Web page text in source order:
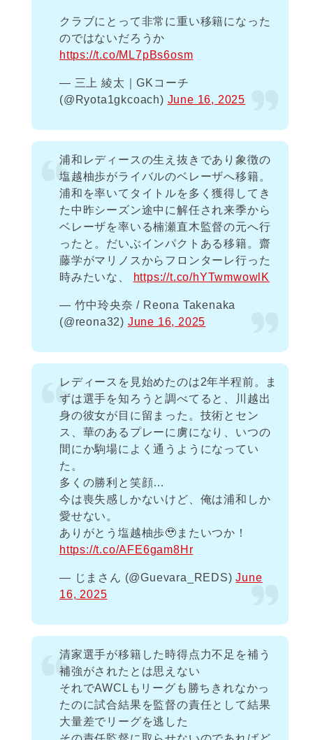
クラブにとって非常に重い移籍になった
のではないだろうか
https://t.co/ML7pBs6osm
— 三上 綾太｜GKコーチ
(@Ryota1gkcoach) June 16, 2025
浦和レディースの生え抜きであり象徴の
塩越柚歩がライバルのベレーザへ移籍。
浦和を率いてタイトルを多く獲得してき
た中昨シーズン途中に解任され来季から
ベレーザを率いる楠瀬直木監督の元へ行
ったと。だいぶインパクトある移籍。齋
藤学がマリノスからフロンターレ行った
時みたいな、
https://t.co/hYTwmwowlK
— 竹中玲央奈 / Reona Takenaka
(@reona32) June 16, 2025
レディースを見始めたのは2年半程前。ま
ずは選手を知ろうと調べてると、川越出
身の彼女が目に留まった。技術とセン
ス、華のあるプレーに虜になり、いつの
間にか駒場によく通うようになってい
た。
多くの勝利と笑顔…
今は喪失感しかないけど、俺は浦和しか
愛せない。
ありがとう塩越柚歩🥹またいつか！
https://t.co/AFE6gam8Hr
— じまさん (@Guevara_REDS)June
16, 2025
清家選手が移籍した時得点力不足を補う
補強がされたとは思えない
それでAWCLもリーグも勝ちきれなかっ
たのに試合結果を監督の責任として結果
大量差でリーグを逃した